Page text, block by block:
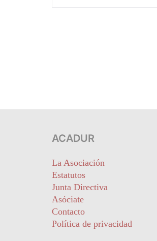
ACADUR
La Asociación
Estatutos
Junta Directiva
Asóciate
Contacto
Política de privacidad